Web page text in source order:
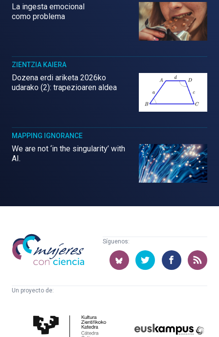
La ingesta emocional
como problema
ZIENTZIA KAIERA
Dozena erdi ariketa 2026ko
udarako (2): trapezioaren aldea
MAPPING IGNORANCE
We are not ‘in the singularity’ with
AI.
Mujeres
con
ciencia
Síguenos:
Un proyecto de:
Cultura